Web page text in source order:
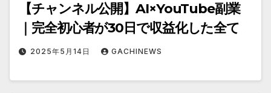
【チャンネル公開】AI×YouTube副業
｜完全初心者が30日で収益化した全て
2025年5月14日 GACHINEWS